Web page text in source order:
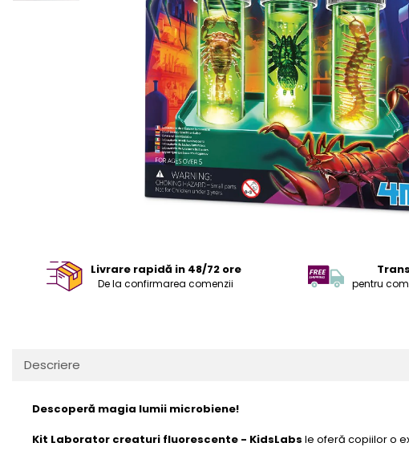
Livrare rapidă in 48/72 ore
De la confirmarea comenzii pentru
Descriere
Descoperă magia lumii microbiene!
Kit Laborator creaturi fluorescente - KidsLabs le oferă copiilor o